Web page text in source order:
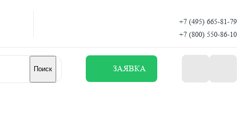
+7 (495) 665-81-79
+7 (800) 550-86-10
Поиск ЗАЯВКА